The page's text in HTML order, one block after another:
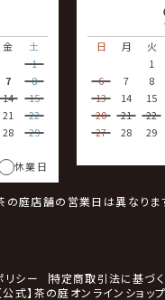
金
土
1
7
8
14
15
21
22
28
29
休業日
日
月 火
1
6
7 8
13
14 15
20
21 22
27
28 29
の庭店舗の営業日は異なり
式】茶の庭オンラインショップ
リシー 特定商取引法に基づ